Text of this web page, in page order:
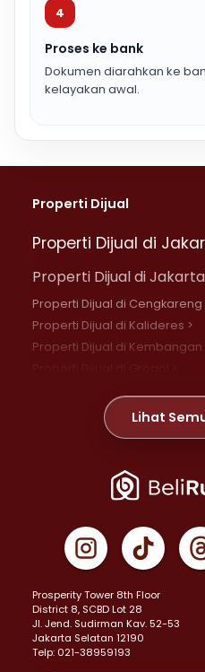
4
Proses ke bank
Dokumen diarahkan ke
kelayakan awal.
Properti Dijual
Properti Dijual di
Properti Dijual di
Properti Dijual di Cengkareng
Properti Dijual di Kalideres >
Properti Dijual di Kembangan
Properti Dijual di Meruya >
Properti Dijual di Jelambar >
Properti Dijual di
Properti Dijual di Gambir >
Properti Dijual di Johar Baru >
Properti Dijual di Menteng >
Properti Dijual di Senen >
Properti Dijual di Tanah Abang
Properti Dijual di Cikini >
Lihat
Prosperity Tower 8th Floor
District 8, SCBD Lot 28
JI. Jend. Sudirman Kav. 52-53
Jakarta Selatan 12190
Telp: 021-38959193